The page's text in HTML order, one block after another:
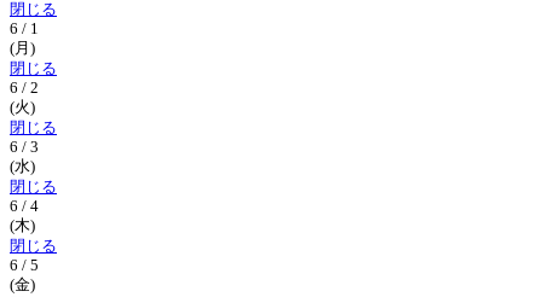
閉じる
6 / 1
(月)
閉じる
6 / 2
(火)
閉じる
6 / 3
(水)
閉じる
6 / 4
(木)
閉じる
6 / 5
(金)